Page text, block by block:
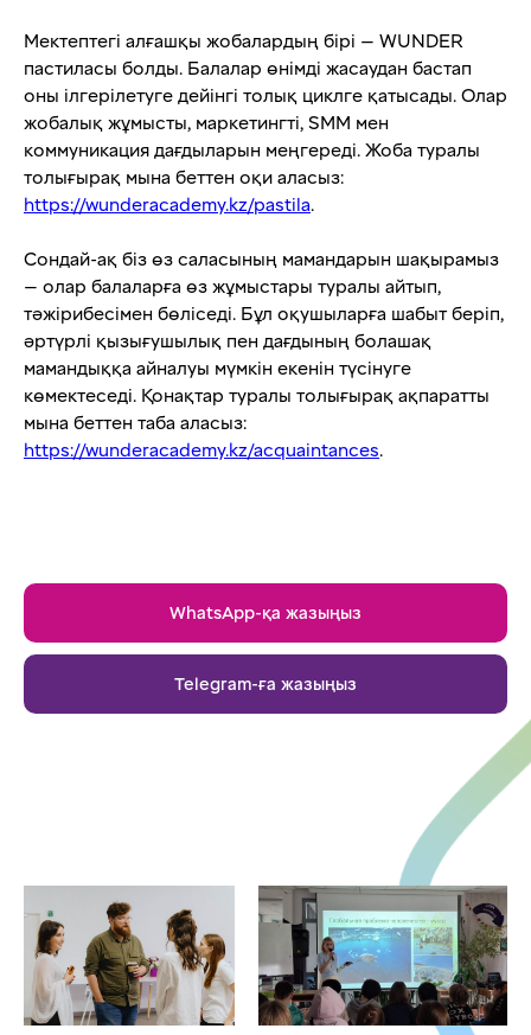
Мектептегі алғашқы жобалардың бірі — WUNDER
пастиласы болды. Балалар өнімді жасаудан бастап
оны ілгерілетуге дейінгі толық циклге қатысады. Олар
жобалық жұмысты, маркетингті, SMM мен
коммуникация дағдыларын меңгереді. Жоба туралы
толығырақ мына беттен оқи аласыз:
https://wunderacademy.kz/pastila.
Сондай-ақ біз өз саласының мамандарын шақырамыз
— олар балаларға өз жұмыстары туралы айтып,
тәжірибесімен бөліседі. Бұл оқушыларға шабыт беріп,
әртүрлі қызығушылық пен дағдының болашақ
мамандыққа айналуы мүмкін екенін түсінуге
көмектеседі. Қонақтар туралы толығырақ ақпаратты
мына беттен таба аласыз:
https://wunderacademy.kz/acquaintances.
WhatsApp-қа жазыңыз
Telegram-ға жазыңыз